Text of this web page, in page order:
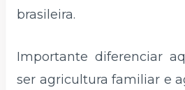
brasileira.
Importante diferenciar
ser agricultura familiar e